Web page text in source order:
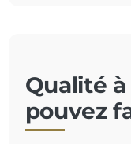
Qualité
pouvez